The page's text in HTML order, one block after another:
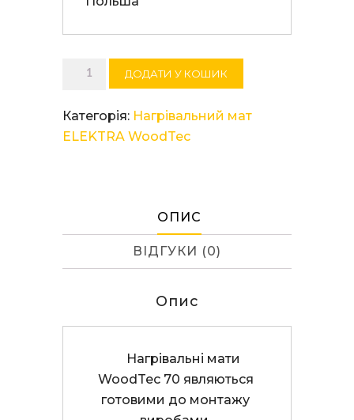
Нагрівальний
ELEKTRA
WoodTec
ДОДАТИ У КОШИК
Категорія: Нагрівальний мат
ELEKTRA WoodTec
ОПИС
ВІДГУКИ (0)
Опис
WoodTec 70 являються
готовими до монтажу